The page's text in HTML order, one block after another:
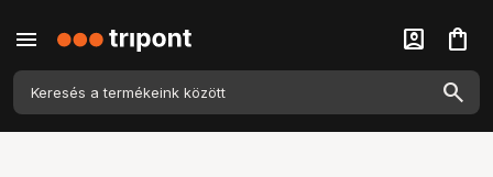
menu account_box shopping_bag